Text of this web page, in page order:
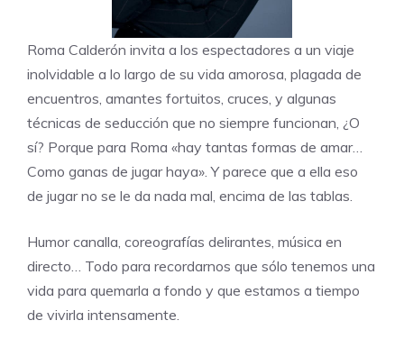
Roma Calderón invita a los espectadores a un viaje
inolvidable a lo largo de su vida amorosa, plagada de
encuentros, amantes fortuitos, cruces, y algunas
técnicas de seducción que no siempre funcionan, ¿O
sí? Porque para Roma «hay tantas formas de amar…
Como ganas de jugar haya». Y parece que a ella eso
de jugar no se le da nada mal, encima de las tablas.
Humor canalla, coreografías delirantes, música en
directo… Todo para recordarnos que sólo tenemos una
vida para quemarla a fondo y que estamos a tiempo
de vivirla intensamente.